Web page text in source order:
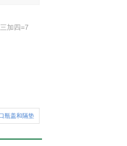
加四=7
瓶盖和隔垫